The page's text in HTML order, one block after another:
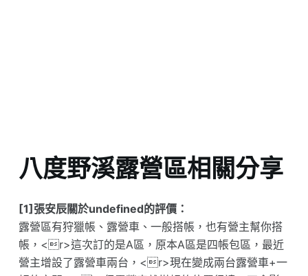
八度野溪露營區相關分享
[1]張安辰關於undefined的評價：
露營區有狩獵帳、露營車、一般搭帳，也有營主幫你搭
帳，<r>這次訂的是A區，原本A區是四帳包區，最近
營主增設了露營車兩台，<r>現在變成兩台露營車+一